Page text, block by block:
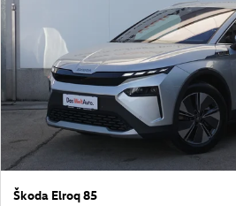
Škoda Elroq 85